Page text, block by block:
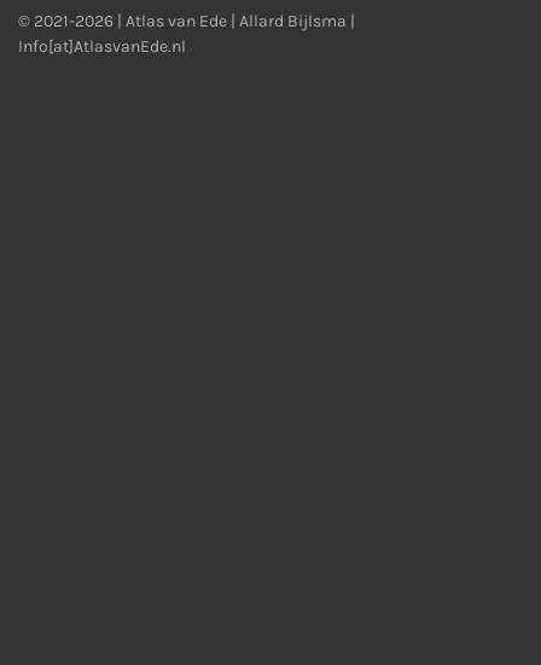
© 2021-2026 | Atlas van Ede | Allard Bijlsma |
Info[at]AtlasvanEde.nl